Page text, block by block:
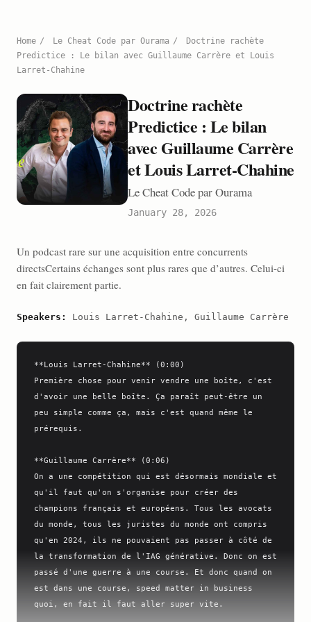
Home / Le Cheat Code par Ourama /
Doctrine rachète
Predictice : Le bilan avec Guillaume Carrère et Louis
Larret-Chahine
Doctrine rachète
Predictice : Le bilan
avec Guillaume Carrère
et Louis Larret-Chahine
Le Cheat Code par Ourama
January 28, 2026
Un podcast rare sur une acquisition entre concurrents
directsCertains échanges sont plus rares que d’autres. Celui-ci
en fait clairement partie.
Speakers: Louis Larret-Chahine, Guillaume Carrère
**Louis Larret-Chahine** (0:00)
Première chose pour venir vendre une boîte, c'est
d'avoir une belle boîte. Ça paraît peut-être un
peu simple comme ça, mais c'est quand même le
prérequis.
**Guillaume Carrère** (0:06)
On a une compétition qui est désormais mondiale et
qu'il faut qu'on s'organise pour créer des
champions français et européens. Tous les avocats
du monde, tous les juristes du monde ont compris
qu'en 2024, ils ne pouvaient pas passer à côté de
la transformation de l'IAG générative. Donc on est
passé d'une guerre à une course. Et donc quand on
est dans une course, speed matter in business
quoi, en fait il faut aller super vite.